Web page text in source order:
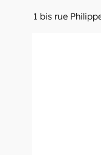
1 bis rue